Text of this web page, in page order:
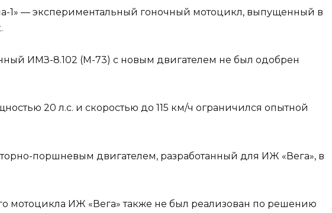
1» — экспериментальный гоночный мотоцикл, выпущенный в
ИМЗ-8.102 (М-73) с новым двигателем не был одобрен
20 л.с. и скоростью до 115 км/ч ограничился опытной
поршневым двигателем, разработанный для ИЖ «Вега», в
мотоцикла ИЖ «Вега» также не был реализован по решению